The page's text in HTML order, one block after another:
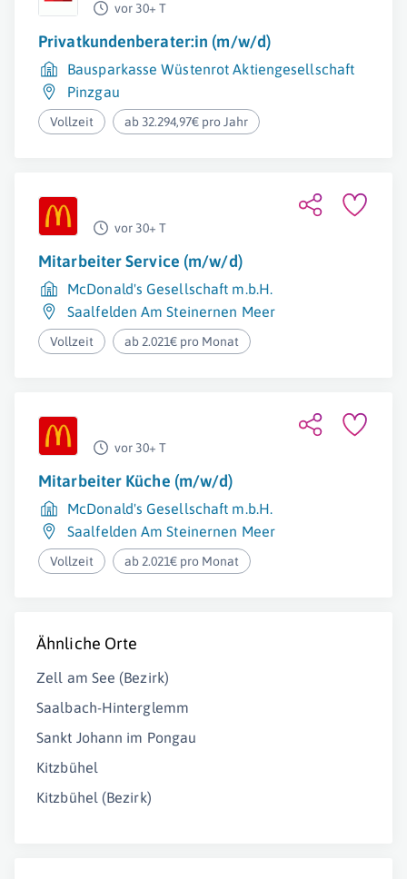
vor 30+ T
Privatkundenberater:in (m/w/d)
Bausparkasse Wüstenrot Aktiengesellschaft
Pinzgau
Vollzeit ab 32.294,97€ pro Jahr
vor 30+ T
Mitarbeiter Service (m/w/d)
McDonald's Gesellschaft m.b.H.
Saalfelden Am Steinernen Meer
Vollzeit ab 2.021€ pro Monat
vor 30+ T
Mitarbeiter Küche (m/w/d)
McDonald's Gesellschaft m.b.H.
Saalfelden Am Steinernen Meer
Vollzeit ab 2.021€ pro Monat
Ähnliche Orte
Zell am See (Bezirk)
Saalbach-Hinterglemm
Sankt Johann im Pongau
Kitzbühel
Kitzbühel (Bezirk)